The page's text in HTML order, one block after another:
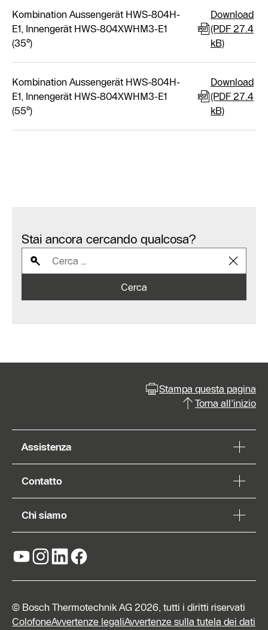
Kombination Aussengerät HWS-804H-
E1, Innengerät HWS-804XWHM3-E1
(35°)
Download
(PDF 27.4
kB)
Kombination Aussengerät HWS-804H-
E1, Innengerät HWS-804XWHM3-E1
(55°)
Download
(PDF 27.4
kB)
Stai ancora cercando qualcosa?
Cerca
Stampa questa pagina
Torna all'inizio
Assistenza
Contatto
Chi siamo
© Bosch Thermotechnik AG 2026, tutti i diritti riservati
ColofoneAvvertenze legaliAvvertenze sulla tutela dei dati